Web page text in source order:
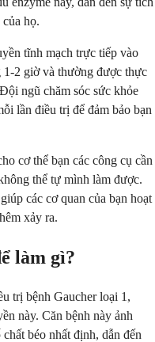
họ.
tĩnh mạch trực tiếp vào
1-2 giờ và thường được thực
ngũ chăm sóc sức khỏe
lần điều trị để đảm bảo bạn
cơ thể bạn các công cụ cần
thể tự mình làm được.
các cơ quan của bạn hoạt
xảy ra.
làm gì?
trị bệnh Gaucher loại 1,
này. Căn bệnh này ảnh
béo nhất định, dẫn đến